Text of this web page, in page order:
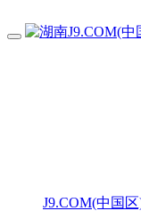
J9.COM(中国区